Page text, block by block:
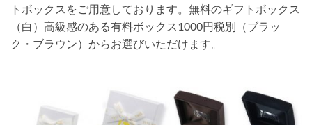
トボックスをご用意しております。無料のギフトボックス
（白）高級感のある有料ボックス1000円税別（ブラッ
ク・ブラウン）からお選びいただけます。